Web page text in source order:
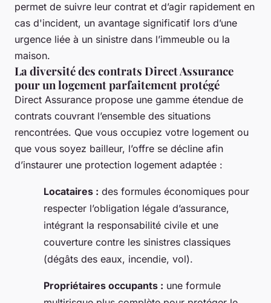
permet de suivre leur contrat et d’agir rapidement en
cas d'incident, un avantage significatif lors d’une
urgence liée à un sinistre dans l’immeuble ou la
maison.
La diversité des contrats Direct Assurance
pour un logement parfaitement protégé
Direct Assurance propose une gamme étendue de
contrats couvrant l’ensemble des situations
rencontrées. Que vous occupiez votre logement ou
que vous soyez bailleur, l’offre se décline afin
d’instaurer une protection logement adaptée :
Locataires : des formules économiques pour
respecter l’obligation légale d’assurance,
intégrant la responsabilité civile et une
couverture contre les sinistres classiques
(dégâts des eaux, incendie, vol).
Propriétaires occupants : une formule